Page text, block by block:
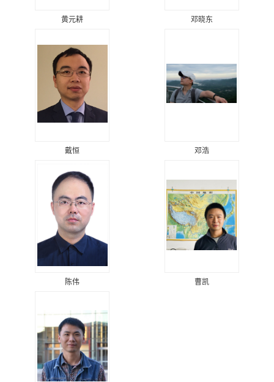
黄元耕 邓晓东
戴恒 邓浩
陈伟 曹凯